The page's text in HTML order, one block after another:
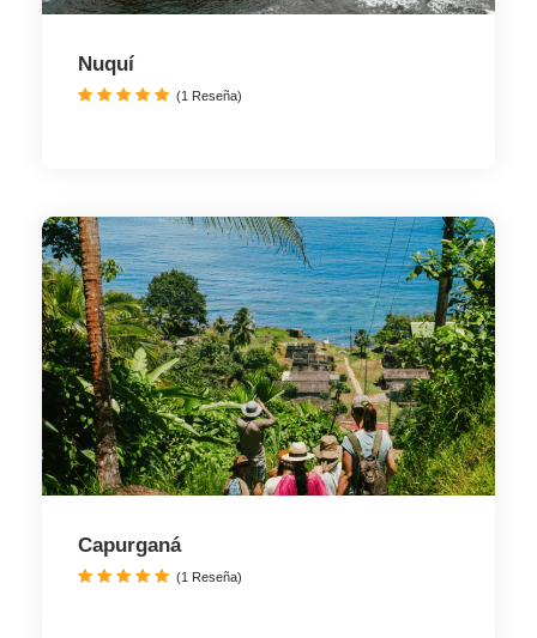
Nuquí
(1 Reseña)
Capurganá
(1 Reseña)